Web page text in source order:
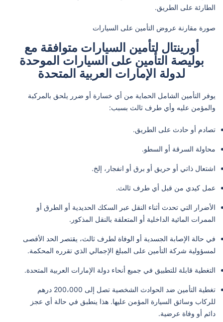
الطارئة على الطريق.
صورة مقارنة عروض التأمين على السيارات
أورينتال لتأمين السيارات متوافقة مع
بوليصة التأمين على السيارات الموحدة
لدولة الإمارات العربية المتحدة
يوفر التأمين الشامل الحماية من أي خسارة أو ضرر يلحق بالمركبة
والمؤمن عليه وأي طرف ثالث بسبب:
تصادم أو حادث على الطريق.
محاولة السرقة أو السطو.
اشتعال ذاتي أو حريق أو برق أو انفجار، إلخ.
عمل كيدي من قبل أي طرف ثالث.
الأضرار التي تحدث أثناء النقل عبر السكك الحديدية أو الطرق أو
الممرات المائية الداخلية أو المتعلقة بالنقل المذكور.
في حالة الإصابة الجسدية أو الوفاة لطرف ثالث، يقتصر الحد الأقصى
لمسؤولية شركة التأمين على المبلغ الإجمالي الذي تقرره المحكمة.
التغطية قابلة للتطبيق في جميع أنحاء دولة الإمارات العربية المتحدة.
تغطية التأمين ضد الحوادث الشخصية تصل إلى 200،000 درهم
للركاب وسائق السيارة المؤمن عليها. هذا ينطبق في حالة أي عجز
دائم أو وفاة عرضية.